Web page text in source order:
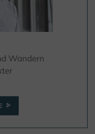
Wandern